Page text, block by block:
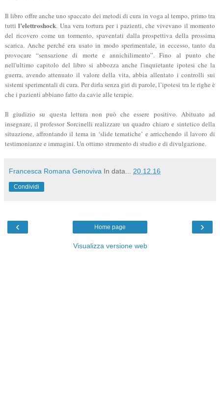
Il libro offre anche uno spaccato dei metodi di cura in voga al tempo, primo tra
tuttil’elettroshock. Una vera tortura per i pazienti, che vivevano il momento
del ricovero come un tormento, spaventati dalla prospettiva della prossima
scarica. Anche perché era usato in modo sperimentale, in eccesso, tanto da
provocare “sensazione di morte e annichilimento”. Fino al punto che
nell'ultimo capitolo del libro si abbozza anche l'inquietante ipotesi che la
guerra, avendo attenuato il valore della vita, abbia allentato i controlli sui
sistemi sperimentali di cura. Per dirla senza giri di parole, l’ipotesi tra le righe è
che i pazienti abbiano fatto da cavie alle terapie.
Il giudizio su questa lettura non può che essere positivo. Abituato ad
insegnare, il professor Sorcinelli realizzare un quadro chiaro e sintetico della
situazione, affrontando il tema in ‘slide tematiche’ e arricchendo il lavoro di
testimonianze e immagini. Un ottimo strumento di studio e di divulgazione.
Francesca Romana Genoviva In data... 20.12.16
Condividi
‹ ›
Home page
Visualizza versione web